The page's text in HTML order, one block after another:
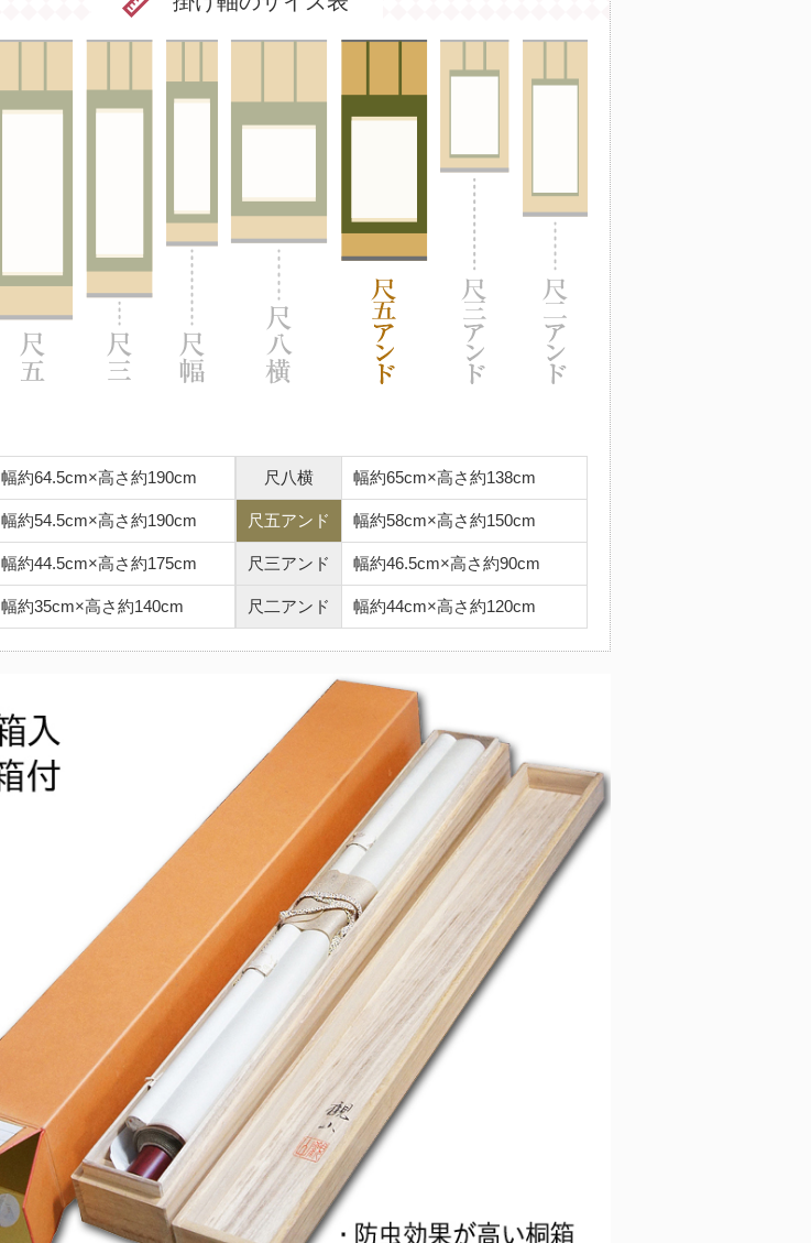
幅約64.5cm×高さ約190cm
幅約54.5cm×高さ約190cm
幅約44.5cm×高さ約175cm
幅約35cm×高さ約140cm
尺八横 幅約65cm×高さ約138cm
尺五アンド 幅約58cm×高さ約150cm
尺三アンド 幅約46.5cm×高さ約90cm
尺二アンド 幅約44cm×高さ約120cm